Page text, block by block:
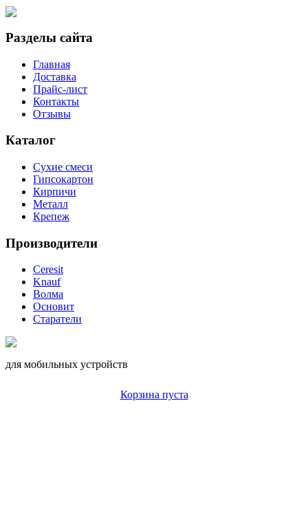
Разделы сайта
Главная
Доставка
Прайс-лист
Контакты
Отзывы
Каталог
Сухие смеси
Гипсокартон
Кирпичи
Металл
Крепеж
Производители
Ceresit
Knauf
Волма
Основит
Старатели
для мобильных устройств
Корзина пуста